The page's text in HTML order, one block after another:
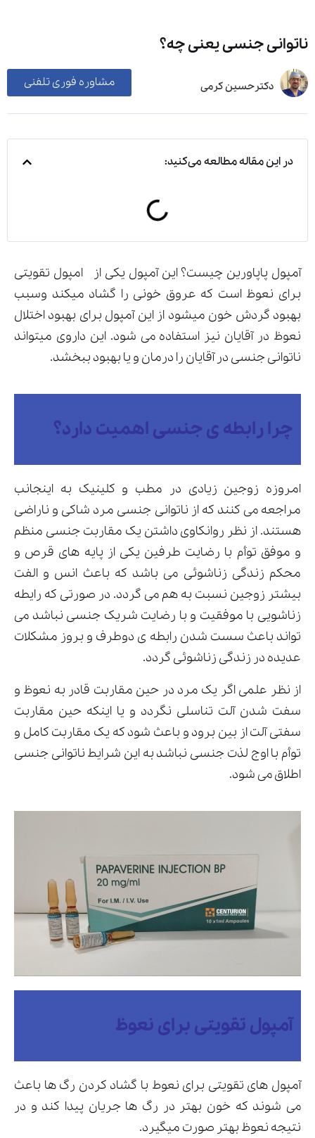
ناتوانی جنسی یعنی چه؟
دکترحسین کرمی مشاوره فوری تلفنی
در این مقاله مطالعه می‌کنید:
آمپول پاپاورین چیست؟ این آمپول یکی از امپول تقویتی
برای نعوظ است که عروق خونی را گشاد میکند وسبب
بهبود گردش خون میشود از این آمپول برای بهبود اختلال
نعوظ در آقایان نیز استفاده می شود. این داروی میتواند
ناتوانی جنسی در آقایان را درمان و یا بهبود ببخشد.
چرا رابطه ی جنسی اهمیت دارد؟
امروزه زوجین زیادی در مطب و کلینیک به اینجانب
مراجعه می کنند که از ناتوانی جنسی مرد شاکی و ناراضی
هستند. از نظر روانکاوی داشتن یک مقاربت جنسی منظم
و موفق توأم با رضایت طرفین یکی از پایه های قرص و
محکم زندگی زناشوئی می باشد که باعث انس و الفت
بیشتر زوجین نسبت به هم می گردد. در صورتی که رایطه
زناشویی با موفقیت و با رضایت شریک جنسی نباشد می
تواند باعث سست شدن رابطه ی دوطرف و بروز مشکلات
عدیده در زندگی زناشوئی گردد.
از نظر علمی اگر یک مرد در حین مقاربت قادر به نعوظ و
سفت شدن آلت تناسلی نگردد و یا اینکه حین مقاربت
سفتی آلت از بین برود و باعث شود که یک مقاربت کامل و
توأم با اوج لذت جنسی نباشد به این شرایط ناتوانی جنسی
اطلاق می شود.
آمپول تقویتی برای نعوظ
آمپول های تقویتی برای نعوط با گشاد کردن رگ ها باعث
می شوند که خون بهتر در رگ ها جریان پیدا کند و در
نتیجه نعوظ بهتر صورت میگیرد.